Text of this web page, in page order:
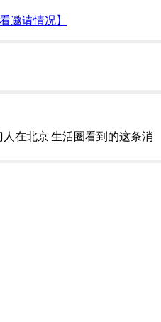
邀请情况】
在北京|生活圈看到的这条消